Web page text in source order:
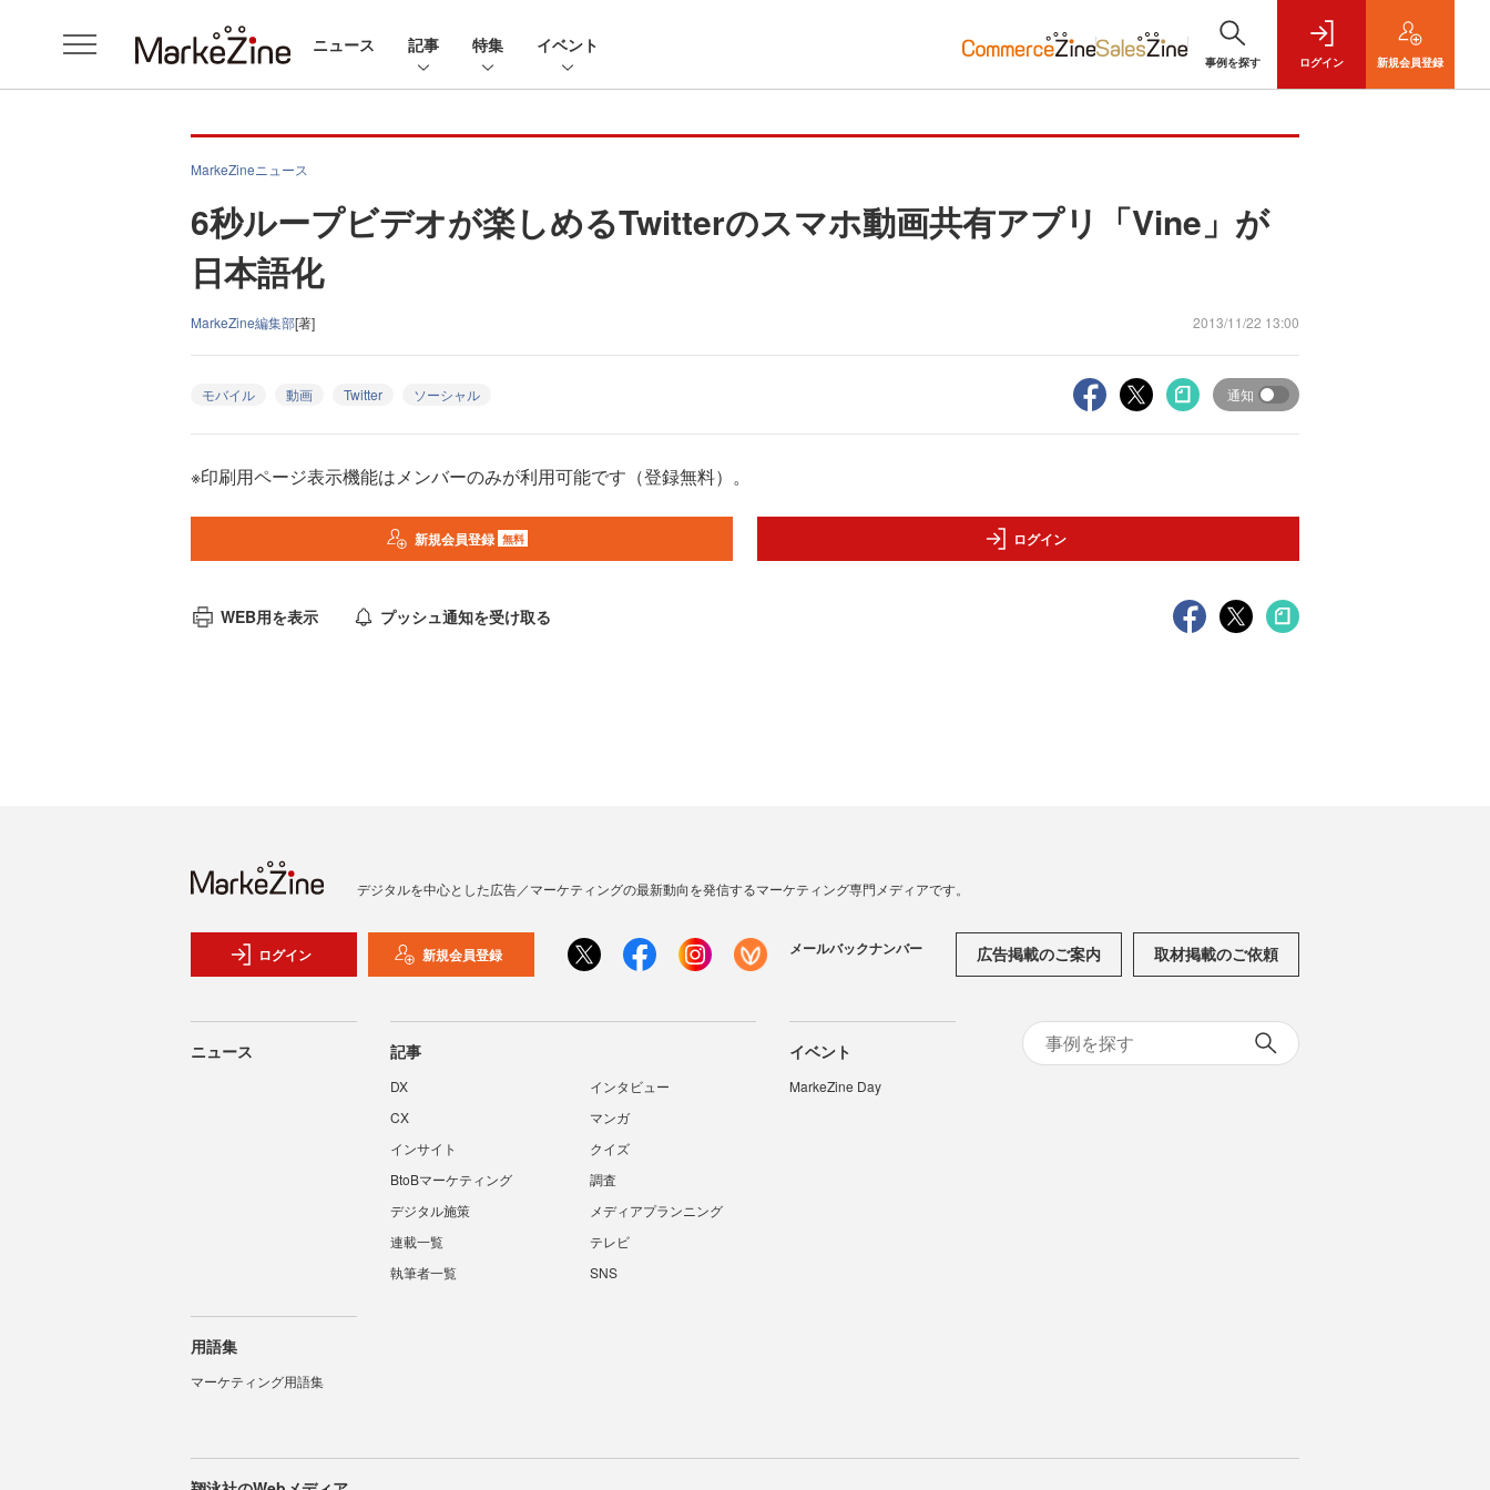
ニュース 記事 特集 イベント
事例を探す ログイン 新規会員登録
MarkeZineニュース
6秒ループビデオが楽しめるTwitterのスマホ動画共有アプリ「Vine」が
日本語化
MarkeZine編集部[著] 2013/11/22 13:00
モバイル 動画 Twitter ソーシャル 通知
※印刷用ページ表示機能はメンバーのみが利用可能です（登録無料）。
新規会員登録 無料 ログイン
WEB用を表示 プッシュ通知を受け取る
デジタルを中心とした広告／マーケティングの最新動向を発信するマーケティング専門メディアです。
ログイン 新規会員登録 メールバックナンバー 広告掲載のご案内 取材掲載のご依頼
ニュース 記事
DX
インタビュー
CX
マンガ
インサイト
クイズ
BtoBマーケティング
調査
デジタル施策
メディアプランニング
連載一覧
テレビ
執筆者一覧
SNS
イベント
MarkeZine Day
用語集
マーケティング用語集